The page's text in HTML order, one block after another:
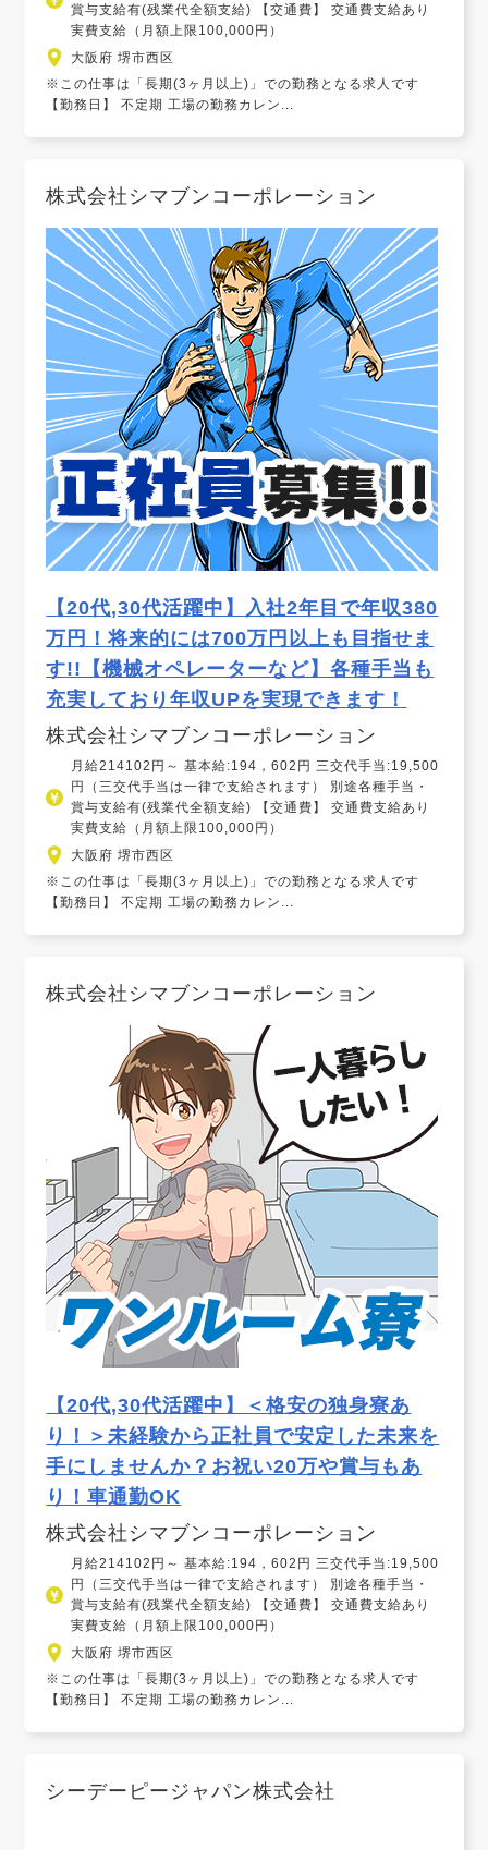
賞与支給有(残業代全額支給) 【交通費】 交通費支給あり
実費支給（月額上限100,000円）
大阪府 堺市西区
※この仕事は「長期(3ヶ月以上)」での勤務となる求人です
【勤務日】 不定期 工場の勤務カレン...
株式会社シマブンコーポレーション
【20代,30代活躍中】入社2年目で年収380
万円！将来的には700万円以上も目指せま
す!!【機械オペレーターなど】各種手当も
充実しており年収UPを実現できます！
株式会社シマブンコーポレーション
月給214102円～ 基本給:194，602円 三交代手当:19,500
円（三交代手当は一律で支給されます） 別途各種手当・
賞与支給有(残業代全額支給) 【交通費】 交通費支給あり
実費支給（月額上限100,000円）
大阪府 堺市西区
※この仕事は「長期(3ヶ月以上)」での勤務となる求人です
【勤務日】 不定期 工場の勤務カレン...
株式会社シマブンコーポレーション
【20代,30代活躍中】＜格安の独身寮あ
り！＞未経験から正社員で安定した未来を
手にしませんか？お祝い20万や賞与もあ
り！車通勤OK
株式会社シマブンコーポレーション
月給214102円～ 基本給:194，602円 三交代手当:19,500
円（三交代手当は一律で支給されます） 別途各種手当・
賞与支給有(残業代全額支給) 【交通費】 交通費支給あり
実費支給（月額上限100,000円）
大阪府 堺市西区
※この仕事は「長期(3ヶ月以上)」での勤務となる求人です
【勤務日】 不定期 工場の勤務カレン...
シーデーピージャパン株式会社